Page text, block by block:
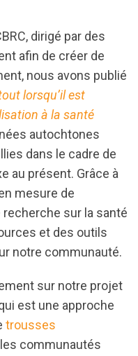
dirigé par des
afin de créer de
nous avons publié
lorsqu’il est
à la santé
autochtones
dans le cadre de
au présent. Grâce à
mesure de
sur la santé
et des outils
notre communauté.
sur notre projet
est une approche
trousses
communautés